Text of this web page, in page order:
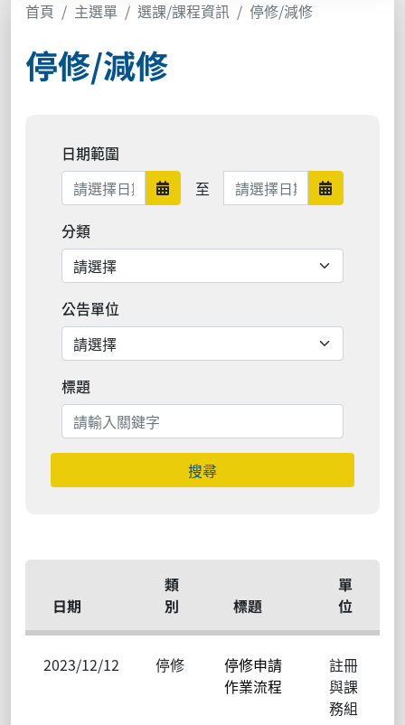
首頁 主選單 選課/課程資訊 停修/減修
停修/減修
日期範圍
日期範圍開始
至 日期範圍結束 日期範圍
分類
公告單位
標題
搜尋
日期
類
別
標題
單
位
2023/12/12 停修
停修申請
作業流程
註冊
與課
務組